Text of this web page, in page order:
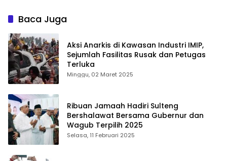
Baca Juga
Aksi Anarkis di Kawasan Industri IMIP,
Sejumlah Fasilitas Rusak dan Petugas
Terluka
Minggu, 02 Maret 2025
Ribuan Jamaah Hadiri Sulteng
Bershalawat Bersama Gubernur dan
Wagub Terpilih 2025
Selasa, 11 Februari 2025